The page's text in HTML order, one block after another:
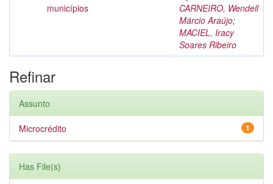
municípios
CARNEIRO, Wendell
Márcio Araújo;
MACIEL, Iracy
Soares Ribeiro
Refinar
Assunto
1
Microcrédito
Has File(s)